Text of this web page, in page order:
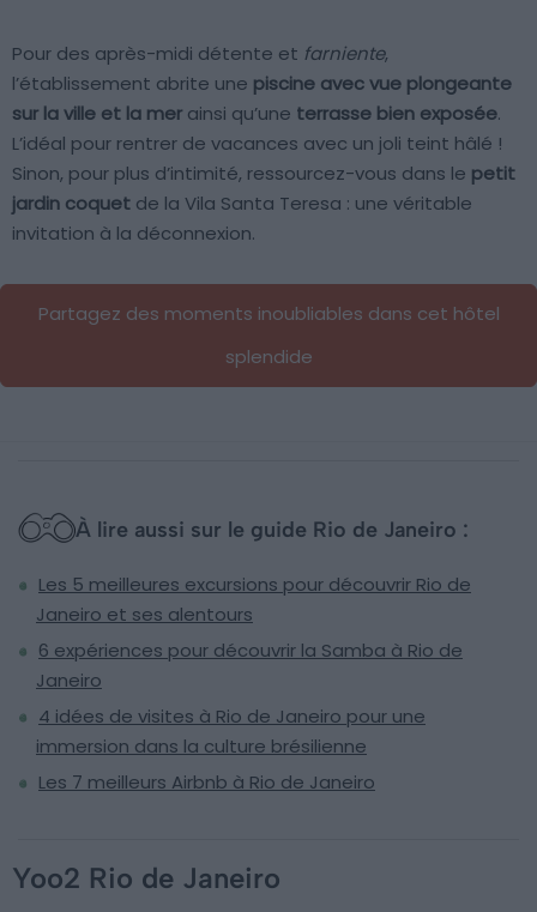
Pour des après-midi détente et farniente,
l’établissement abrite une piscine avec vue plongeante
sur la ville et la mer ainsi qu’une terrasse bien exposée.
L’idéal pour rentrer de vacances avec un joli teint hâlé !
Sinon, pour plus d’intimité, ressourcez-vous dans le petit
jardin coquet de la Vila Santa Teresa : une véritable
invitation à la déconnexion.
Partagez des moments inoubliables dans cet hôtel
splendide
À lire aussi sur le guide Rio de Janeiro :
Les 5 meilleures excursions pour découvrir Rio de
Janeiro et ses alentours
6 expériences pour découvrir la Samba à Rio de
Janeiro
4 idées de visites à Rio de Janeiro pour une
immersion dans la culture brésilienne
Les 7 meilleurs Airbnb à Rio de Janeiro
Yoo2 Rio de Janeiro